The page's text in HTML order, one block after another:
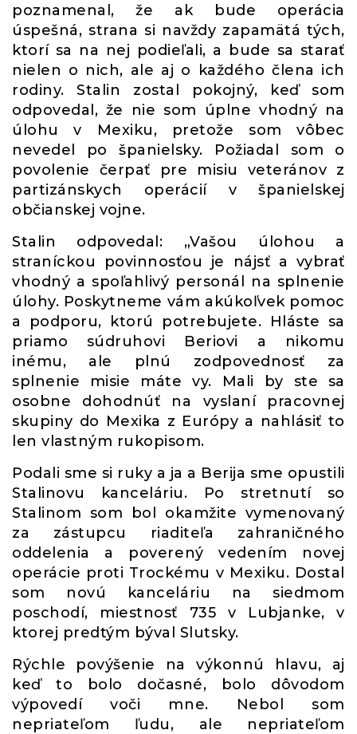
poznamenal, že ak bude operácia
úspešná, strana si navždy zapamätá tých,
ktorí sa na nej podieľali, a bude sa starať
nielen o nich, ale aj o každého člena ich
rodiny. Stalin zostal pokojný, keď som
odpovedal, že nie som úplne vhodný na
úlohu v Mexiku, pretože som vôbec
nevedel po španielsky. Požiadal som o
povolenie čerpať pre misiu veteránov z
partizánskych operácií v španielskej
občianskej vojne.
Stalin odpovedal: „Vašou úlohou a
straníckou povinnosťou je nájsť a vybrať
vhodný a spoľahlivý personál na splnenie
úlohy. Poskytneme vám akúkoľvek pomoc
a podporu, ktorú potrebujete. Hláste sa
priamo súdruhovi Beriovi a nikomu
inému, ale plnú zodpovednosť za
splnenie misie máte vy. Mali by ste sa
osobne dohodnúť na vyslaní pracovnej
skupiny do Mexika z Európy a nahlásiť to
len vlastným rukopisom.
Podali sme si ruky a ja a Berija sme opustili
Stalinovu kanceláriu. Po stretnutí so
Stalinom som bol okamžite vymenovaný
za zástupcu riaditeľa zahraničného
oddelenia a poverený vedením novej
operácie proti Trockému v Mexiku. Dostal
som novú kanceláriu na siedmom
poschodí, miestnosť 735 v Lubjanke, v
ktorej predtým býval Slutsky.
Rýchle povýšenie na výkonnú hlavu, aj
keď to bolo dočasné, bolo dôvodom
výpovedí voči mne. Nebol som
nepriateľom ľudu, ale nepriateľom